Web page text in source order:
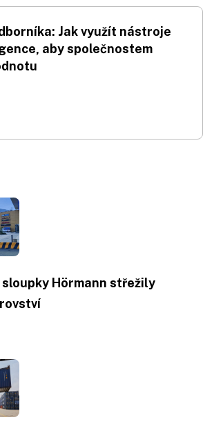
Jak využít nástroje
aby společnostem
Hörmann střežily